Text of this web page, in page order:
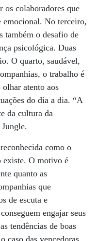
os colaboradores que
emocional. No terceiro,
também o desafio de
psicológica. Duas
O quarto, saudável,
o trabalho é
atento aos
do dia a dia. “A
da cultura da
como o
existe. O motivo é
quanto as
que
de escuta e
engajar seus
tendências de boas
caso das vencedoras